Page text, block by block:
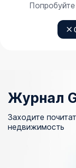
Журнал
Заходите
недвижимость